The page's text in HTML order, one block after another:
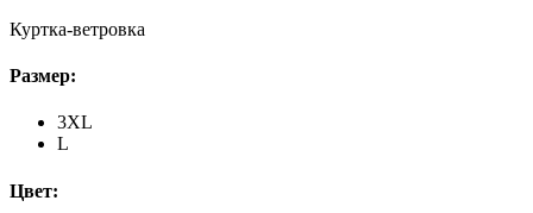
Куртка-ветровка
Размер:
3XL
L
Цвет: